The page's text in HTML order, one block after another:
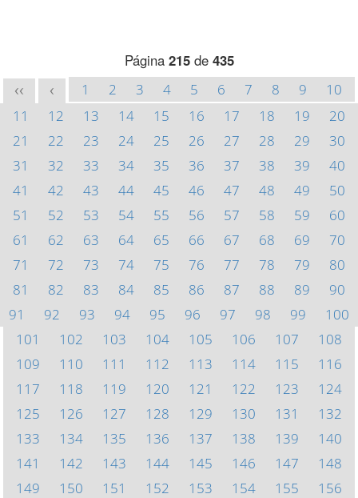
Página 215de 435
<< < 1 2 3 4 5 6 7 8 9
10
11
12 13 14 15 16 17 18 19
20
21
22 23 24 25 26 27 28 29
30
31
32 33 34 35 36 37 38 39
40
41
42 43 44 45 46 47 48 49
50
51
52 53 54 55 56 57 58 59
60
61
62 63 64 65 66 67 68 69
70
71
72 73 74 75 76 77 78 79
80
81
82 83 84 85 86 87 88 89
90
91
92 93 94 95 96 97 98 99
100
101
102 103 104 105 106 107
108
109
110 111 112 113 114 115
116
117
118 119 120 121 122 123
124
125
126 127 128 129 130 131
132
133
134 135 136 137 138 139
140
141
142 143 144 145 146 147
148
149
150 151 152 153 154 155
156